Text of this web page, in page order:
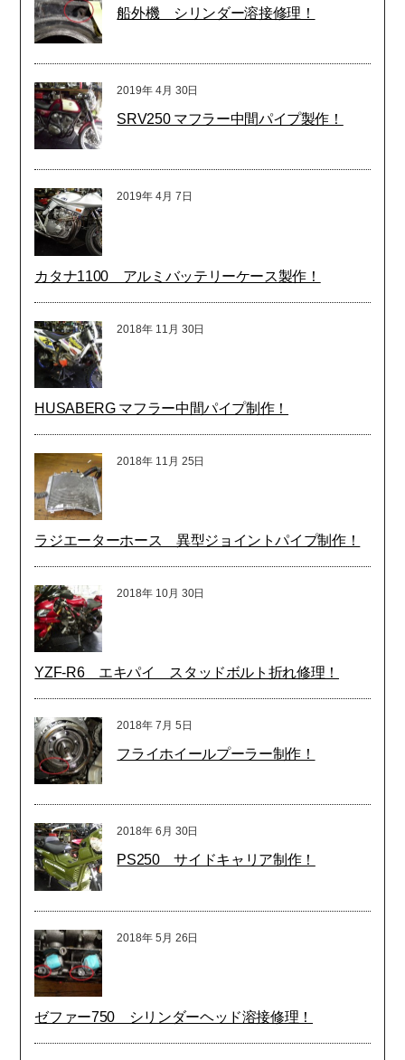
船外機 シリンダー溶接修理！
2019年 4月 30日
SRV250 マフラー中間パイプ製作！
2019年 4月 7日
カタナ1100 アルミバッテリーケース製作！
2018年 11月 30日
HUSABERG マフラー中間パイプ制作！
2018年 11月 25日
ラジエーターホース 異型ジョイントパイプ制作！
2018年 10月 30日
YZF-R6 エキパイ スタッドボルト折れ修理！
2018年 7月 5日
フライホイールプーラー制作！
2018年 6月 30日
PS250 サイドキャリア制作！
2018年 5月 26日
ゼファー750 シリンダーヘッド溶接修理！